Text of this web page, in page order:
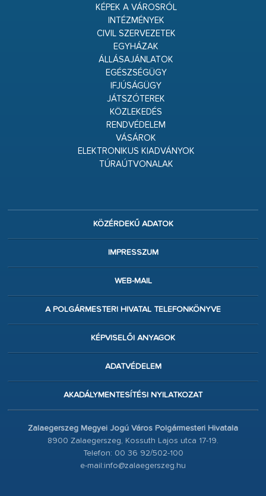
KÉPEK A VÁROSRÓL
INTÉZMÉNYEK
CIVIL SZERVEZETEK
EGYHÁZAK
ÁLLÁSAJÁNLATOK
EGÉSZSÉGÜGY
IFJÚSÁGÜGY
JÁTSZÓTEREK
KÖZLEKEDÉS
RENDVÉDELEM
VÁSÁROK
ELEKTRONIKUS KIADVÁNYOK
TÚRAÚTVONALAK
KÖZÉRDEKŰ ADATOK
IMPRESSZUM
WEB-MAIL
A POLGÁRMESTERI HIVATAL TELEFONKÖNYVE
KÉPVISELŐI ANYAGOK
ADATVÉDELEM
AKADÁLYMENTESÍTÉSI NYILATKOZAT
Zalaegerszeg Megyei Jogú Város Polgármesteri Hivatala
8900 Zalaegerszeg, Kossuth Lajos utca 17-19.
Telefon: 00 36 92/502-100
e-mail:info@zalaegerszeg.hu